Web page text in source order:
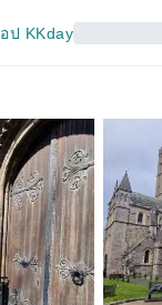
ป KKday